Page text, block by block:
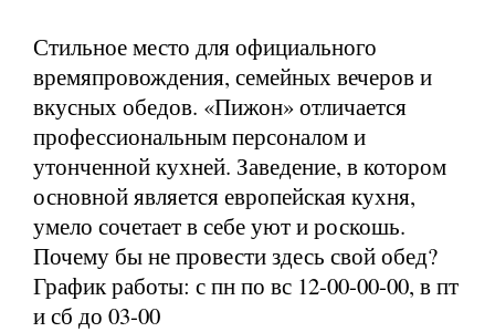
Стильное место для официального
времяпровождения, семейных вечеров и
вкусных обедов. «Пижон» отличается
профессиональным персоналом и
утонченной кухней. Заведение, в котором
основной является европейская кухня,
умело сочетает в себе уют и роскошь.
Почему бы не провести здесь свой обед?
График работы: с пн по вс 12-00-00-00, в пт
и сб до 03-00